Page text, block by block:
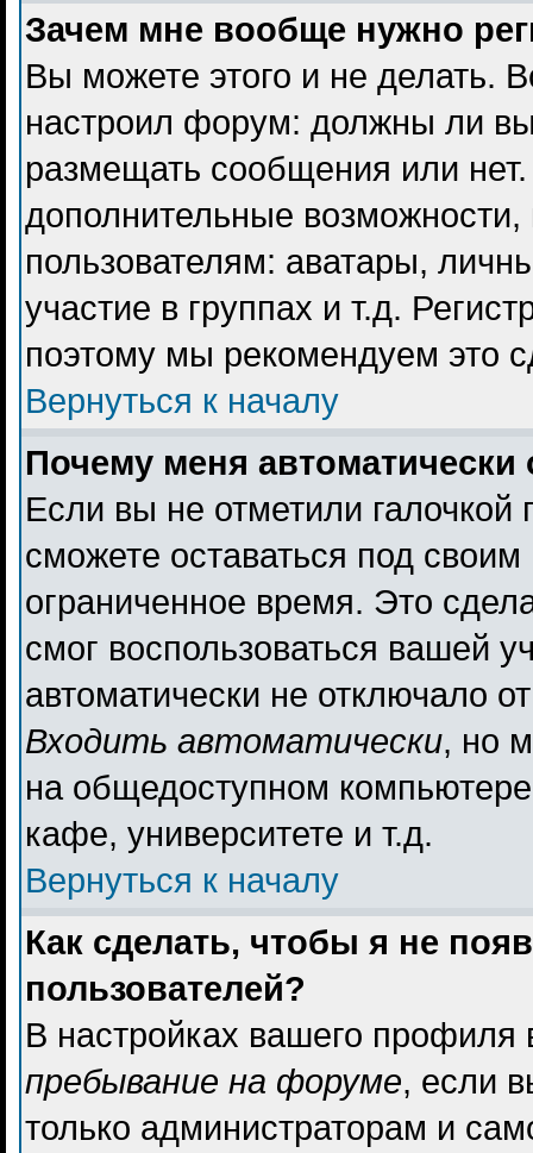
Зачем мне вообще нужно
Вы можете этого и не делать.
настроил форум: должны ли вы
размещать сообщения или
дополнительные
пользователям: аватары,
участие в группах и т.д.
поэтому мы рекомендуем это
Вернуться к началу
Почему меня автоматически
Если вы не отметили галочкой
сможете оставаться под
ограниченное время. Это
смог воспользоваться вашей
автоматически не отключало
Входить автоматически, но
на общедоступном
кафе, университете и т.д.
Вернуться к началу
Как сделать, чтобы я не
пользователей?
В настройках вашего
пребывание на форуме, если
только администраторам и